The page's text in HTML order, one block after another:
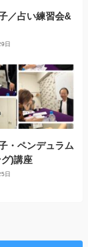
／占い練習会&
日
・ペンデュラム
)講座
日